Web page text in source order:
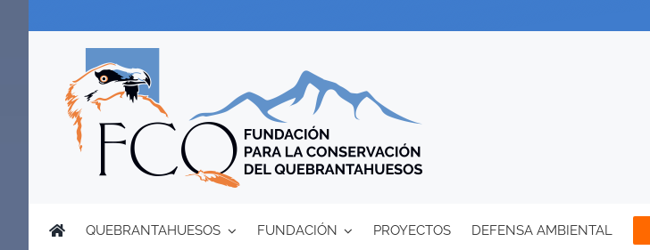
QUEBRANTAHUESOS FUNDACIÓN PROYECTOS DEFENSA AMBIENTAL